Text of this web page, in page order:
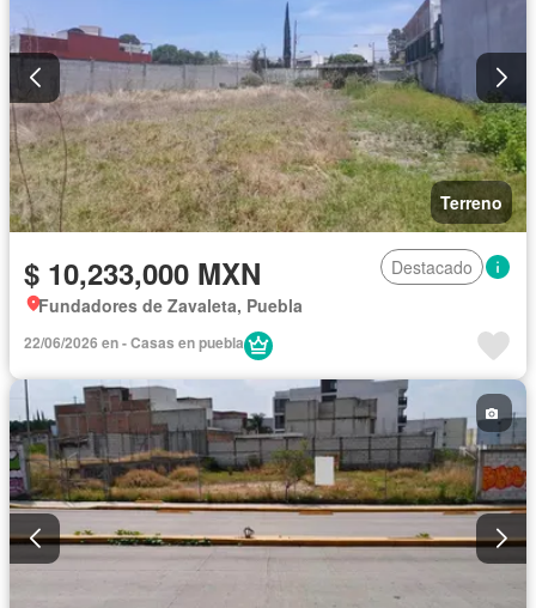
Terreno
$ 10,233,000 MXN
Destacado
Fundadores de Zavaleta, Puebla
22/06/2026 en - Casas en puebla